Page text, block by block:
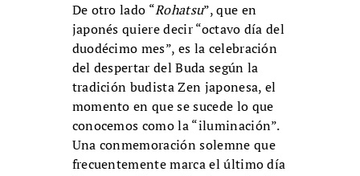
De otro lado “Rohatsu”, que en
japonés quiere decir “octavo día del
duodécimo mes”, es la celebración
del despertar del Buda según la
tradición budista Zen japonesa, el
momento en que se sucede lo que
conocemos como la “iluminación”.
Una conmemoración solemne que
frecuentemente marca el último día